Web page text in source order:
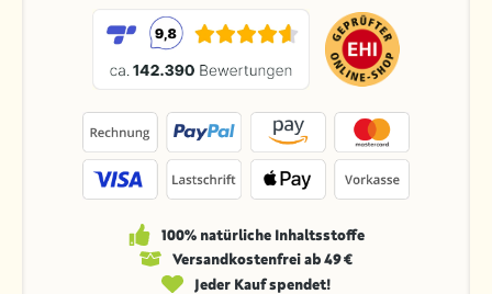
100% natürliche Inhaltsstoffe
Versandkosten­frei ab 49 €
Jeder Kauf spendet!